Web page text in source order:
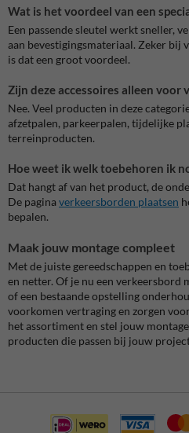
Wat is het voordeel van een
Een passende sleutel werkt sneller,
aan bevestigingsmateriaal. Zeker bij
is dat een groot voordeel.
Zijn deze accessoires alleen voor
Nee. Veel producten in deze
afzetpalen, parkeerpalen, tijdelijke
terreinproducten.
Hoe weet ik welk toebehoren ik
Dat hangt af van het product, de
De pagina verkeersborden plaatsen
bepalen.
Maak jouw montage compleet
Met de juiste gereedschappen en
en netter. Of je nu een verkeersbord
of een bestaande opstelling
voorkomen vertraging en zorgen
het assortiment en stel jouw
producten die passen bij jouw